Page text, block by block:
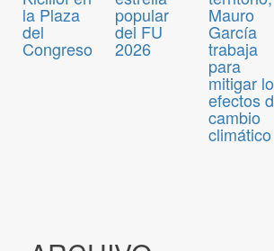
la Plaza
del
Congreso
popular
del FU
2026
Mauro
García
trabaja
para
mitigar
efectos
cambio
climático